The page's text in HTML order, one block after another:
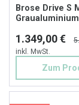
Brose Drive S
Graualuminium
1.349,00 €
inkl. MwSt.
Zum